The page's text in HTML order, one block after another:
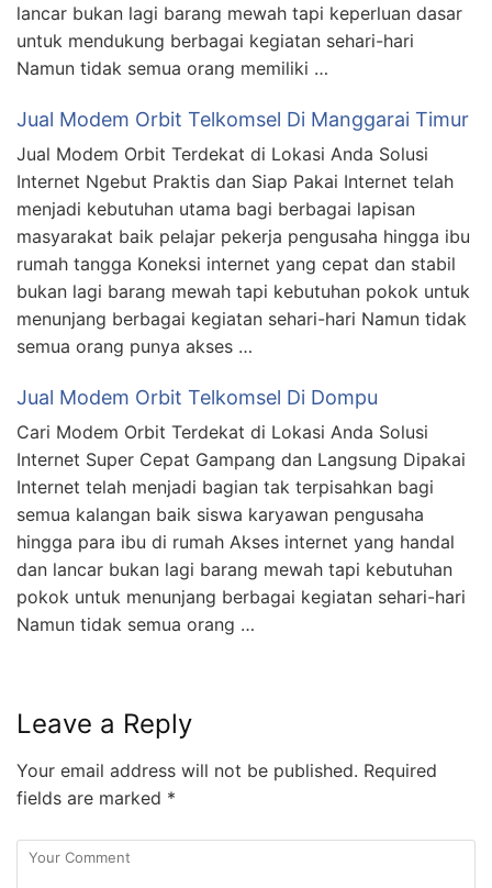
lancar bukan lagi barang mewah tapi keperluan dasar
untuk mendukung berbagai kegiatan sehari-hari
Namun tidak semua orang memiliki …
Jual Modem Orbit Telkomsel Di Manggarai Timur
Jual Modem Orbit Terdekat di Lokasi Anda Solusi
Internet Ngebut Praktis dan Siap Pakai Internet telah
menjadi kebutuhan utama bagi berbagai lapisan
masyarakat baik pelajar pekerja pengusaha hingga ibu
rumah tangga Koneksi internet yang cepat dan stabil
bukan lagi barang mewah tapi kebutuhan pokok untuk
menunjang berbagai kegiatan sehari-hari Namun tidak
semua orang punya akses …
Jual Modem Orbit Telkomsel Di Dompu
Cari Modem Orbit Terdekat di Lokasi Anda Solusi
Internet Super Cepat Gampang dan Langsung Dipakai
Internet telah menjadi bagian tak terpisahkan bagi
semua kalangan baik siswa karyawan pengusaha
hingga para ibu di rumah Akses internet yang handal
dan lancar bukan lagi barang mewah tapi kebutuhan
pokok untuk menunjang berbagai kegiatan sehari-hari
Namun tidak semua orang …
Leave a Reply
Your email address will not be published. Required
fields are marked *